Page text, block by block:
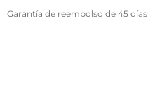
Garantía de reembolso de 45 días